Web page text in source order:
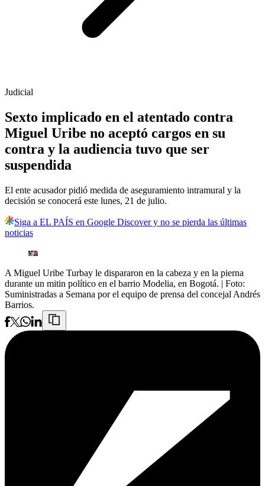
Judicial
Sexto implicado en el atentado contra
Miguel Uribe no aceptó cargos en su
contra y la audiencia tuvo que ser
suspendida
El ente acusador pidió medida de aseguramiento intramural y la
decisión se conocerá este lunes, 21 de julio.
Siga a EL PAÍS en Google Discover y no se pierda las últimas
noticias
A Miguel Uribe Turbay le dispararon en la cabeza y en la pierna
durante un mitin político en el barrio Modelia, en Bogotá. | Foto:
Suministradas a Semana por el equipo de prensa del concejal Andrés
Barrios.